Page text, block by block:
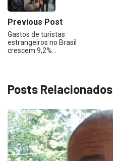
Previous Post
Gastos de turistas
estrangeiros no Brasil
crescem 9,2%…
Posts Relacionados